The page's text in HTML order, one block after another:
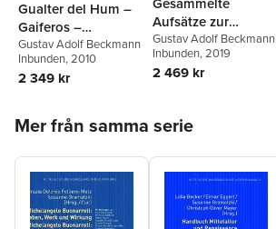
Gualter del Hum –
Gaiferos –
Waltharius
Gustav Adolf Beckmann
Inbunden, 2010
2 349 kr
Aufsätze zur
altfranzösischen
Epik
Gustav Adolf Beckmann
Inbunden, 2019
2 469 kr
Mer från samma serie